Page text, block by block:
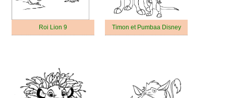
Roi Lion 9 Timon et Pumbaa Disney